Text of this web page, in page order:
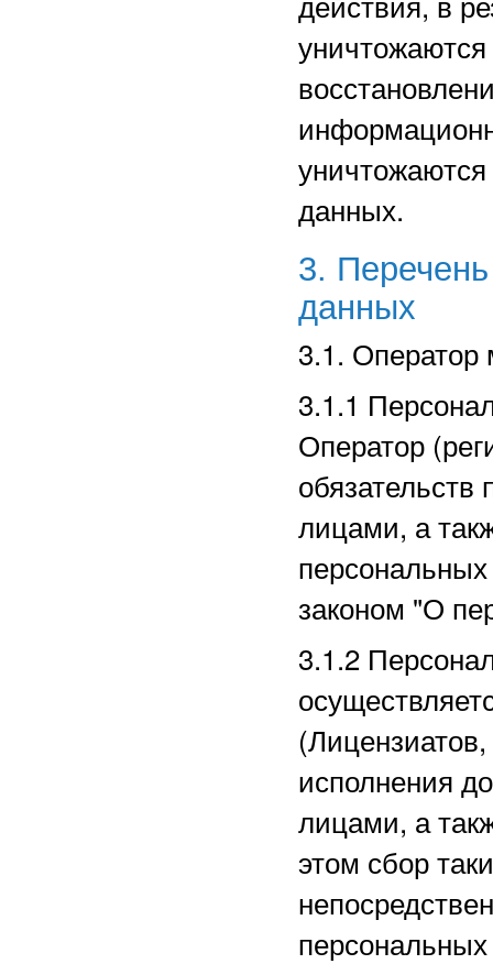
данных.
3.
данных
3.1. Оператор
3.1.1
Оператор
лицами, а
законом "О
3.1.2
исполнения
лицами, а
этом сбор